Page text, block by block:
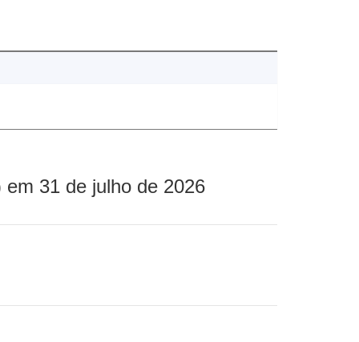
31 de julho de 2026